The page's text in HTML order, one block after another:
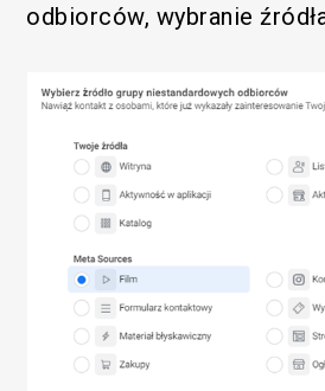
odbiorców, wybranie